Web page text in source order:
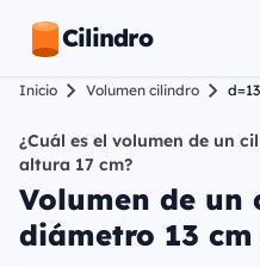
Cilindro
Inicio Volumen cilindro
¿Cuál es el volumen de un
altura 17 cm?
Volumen de un
diámetro 13